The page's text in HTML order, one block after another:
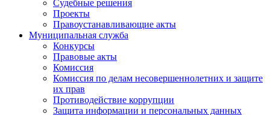
Судебные решения
Проекты
Правоустанавливающие акты
Муниципальная служба
Конкурсы
Правовые акты
Комиссия
Комиссия по делам несовершеннолетних и защите
их прав
Противодействие коррупции
Защита информации и персональных данных